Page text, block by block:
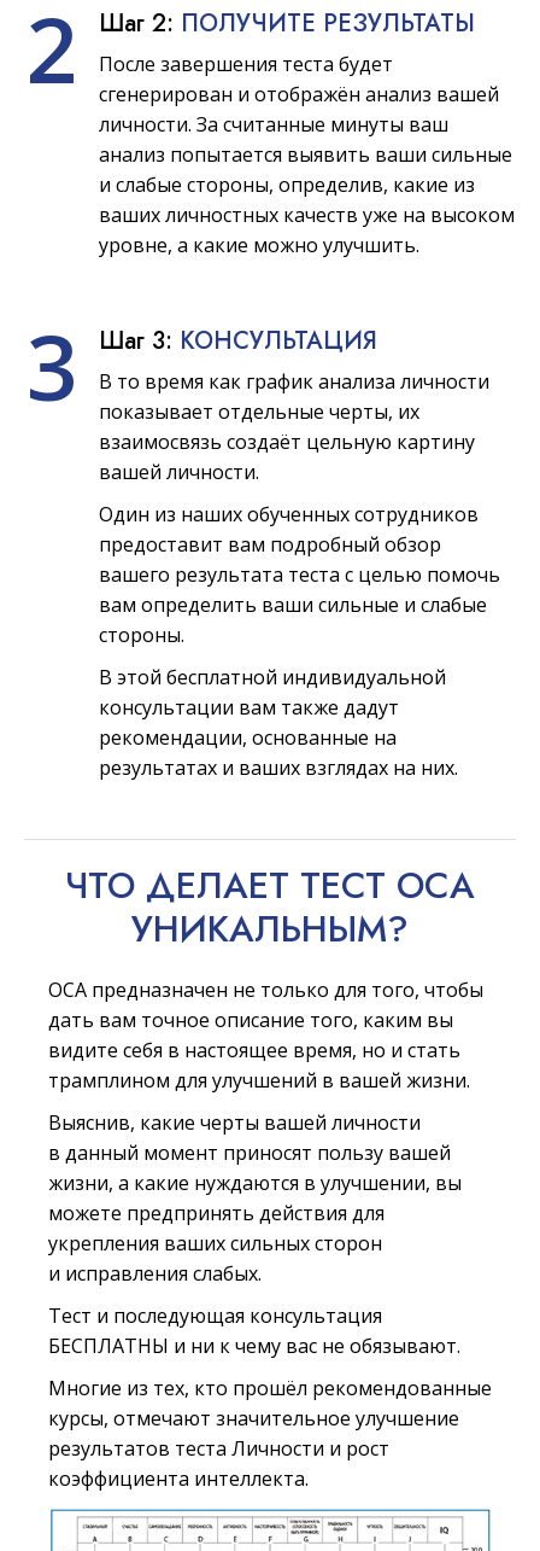
2 Шаг 2: ПОЛУЧИТЕ РЕЗУЛЬТАТЫ
После завершения теста будет
сгенерирован и отображён анализ вашей
личности. За считанные минуты ваш
анализ попытается выявить ваши сильные
и слабые стороны, определив, какие из
ваших личностных качеств уже на высоком
уровне, а какие можно улучшить.
3 Шаг 3: КОНСУЛЬТАЦИЯ
В то время как график анализа личности
показывает отдельные черты, их
взаимосвязь создаёт цельную картину
вашей личности.
Один из наших обученных сотрудников
предоставит вам подробный обзор
вашего результата теста с целью помочь
вам определить ваши сильные и слабые
стороны.
В этой бесплатной индивидуальной
консультации вам также дадут
рекомендации, основанные на
результатах и ваших взглядах на них.
ЧТО ДЕЛАЕТ ТЕСТ ОСА
УНИКАЛЬНЫМ?
ОСА предназначен не только для того, чтобы
дать вам точное описание того, каким вы
видите себя в настоящее время, но и стать
трамплином для улучшений в вашей жизни.
Выяснив, какие черты вашей личности
в данный момент приносят пользу вашей
жизни, а какие нуждаются в улучшении, вы
можете предпринять действия для
укрепления ваших сильных сторон
и исправления слабых.
Тест и последующая консультация
БЕСПЛАТНЫ и ни к чему вас не обязывают.
Многие из тех, кто прошёл рекомендованные
курсы, отмечают значительное улучшение
результатов теста Личности и рост
коэффициента интеллекта.